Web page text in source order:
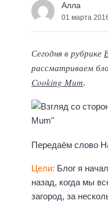
Алла
01 марта
Сегодня в рубрике
рассматриваем
Cooking Mum.
Передаём слово
Цели: Блог я
назад, когда мы
загород, за